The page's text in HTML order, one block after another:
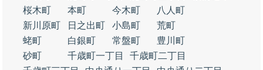
桜木町
本町 今木町
八人町
新川原町
日之出町 小島町
荒町
蛯町
白銀町 常盤町
豊川町
砂町
千歳町一丁目
千歳町二丁目